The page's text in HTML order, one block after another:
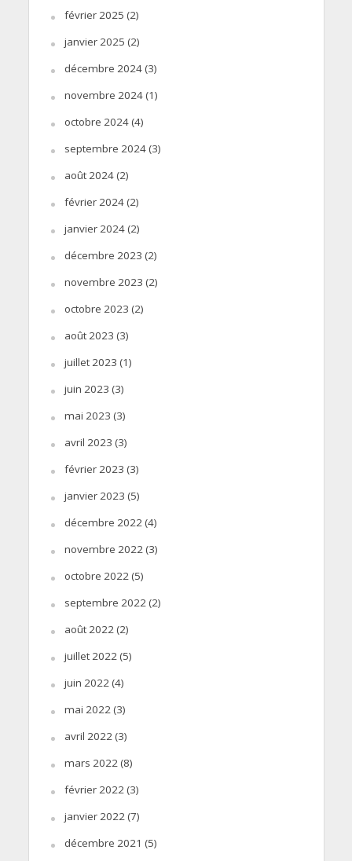
février 2025 (2)
janvier 2025 (2)
décembre 2024(3)
novembre 2024(1)
octobre 2024(4)
septembre 2024(3)
août 2024(2)
février 2024(2)
janvier 2024(2)
décembre 2023 (2)
novembre 2023 (2)
octobre 2023 (2)
août 2023 (3)
juillet 2023 (1)
juin 2023 (3)
mai 2023 (3)
avril 2023 (3)
février 2023 (3)
janvier 2023 (5)
décembre 2022(4)
novembre 2022(3)
octobre 2022(5)
septembre 2022(2)
août 2022(2)
juillet 2022(5)
juin 2022(4)
mai 2022(3)
avril 2022(3)
mars 2022(8)
février 2022(3)
janvier 2022(7)
décembre 2021 (5)